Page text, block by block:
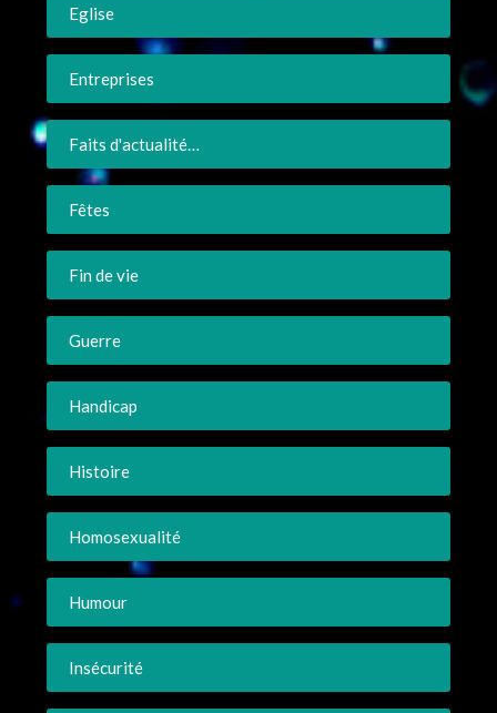
Eglise
Entreprises
Faits d'actualité…
Fêtes
Fin de vie
Guerre
Handicap
Histoire
Homosexualité
Humour
Insécurité